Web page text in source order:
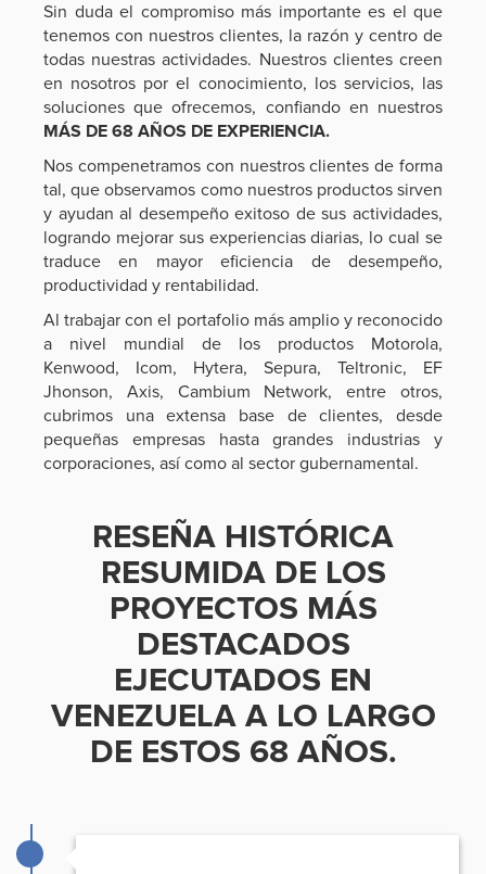
Sin duda el compromiso más importante es el que
tenemos con nuestros clientes, la razón y centro de
todas nuestras actividades. Nuestros clientes creen
en nosotros por el conocimiento, los servicios, las
soluciones que ofrecemos, confiando en nuestros
MÁS DE 68 AÑOS DE EXPERIENCIA.
Nos compenetramos con nuestros clientes de forma
tal, que observamos como nuestros productos sirven
y ayudan al desempeño exitoso de sus actividades,
logrando mejorar sus experiencias diarias, lo cual se
traduce en mayor eficiencia de desempeño,
productividad y rentabilidad.
Al trabajar con el portafolio más amplio y reconocido
a nivel mundial de los productos Motorola,
Kenwood, Icom, Hytera, Sepura, Teltronic, EF
Jhonson, Axis, Cambium Network, entre otros,
cubrimos una extensa base de clientes, desde
pequeñas empresas hasta grandes industrias y
corporaciones, así como al sector gubernamental.
RESEÑA HISTÓRICA
RESUMIDA DE LOS
PROYECTOS MÁS
DESTACADOS
EJECUTADOS EN
VENEZUELA A LO LARGO
DE ESTOS 68 AÑOS.